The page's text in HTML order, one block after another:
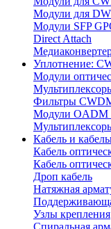
Модули для
Модули SFP
Direct Attach
Уплотнение:
Модули
Фильтры
Модули OADM
Кабель и
Кабель
Кабель
Дроп кабель
Натяжная
Узлы крепления
Спиральная